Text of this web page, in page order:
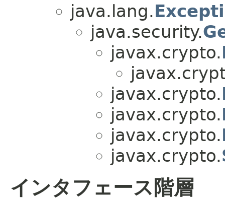
java.lang.
java.security.
javax.crypto.
javax.crypto.
javax.crypto.
javax.crypto.
javax.crypto.
インタフェース階層